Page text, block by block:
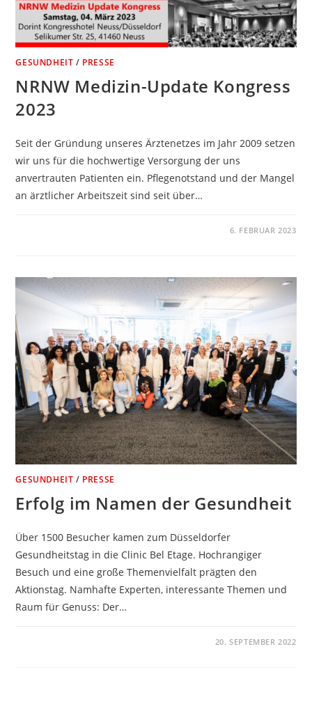
GESUNDHEIT / PRESSE
NRNW Medizin-Update Kongress
2023
Seit der Gründung unseres Ärztenetzes im Jahr 2009 setzen
wir uns für die hochwertige Versorgung der uns
anvertrauten Patienten ein. Pflegenotstand und der Mangel
an ärztlicher Arbeitszeit sind seit über…
6. FEBRUAR 2023
GESUNDHEIT / PRESSE
Erfolg im Namen der Gesundheit
Über 1500 Besucher kamen zum Düsseldorfer
Gesundheitstag in die Clinic Bel Etage. Hochrangiger
Besuch und eine große Themenvielfalt prägten den
Aktionstag. Namhafte Experten, interessante Themen und
Raum für Genuss: Der…
20. SEPTEMBER 2022